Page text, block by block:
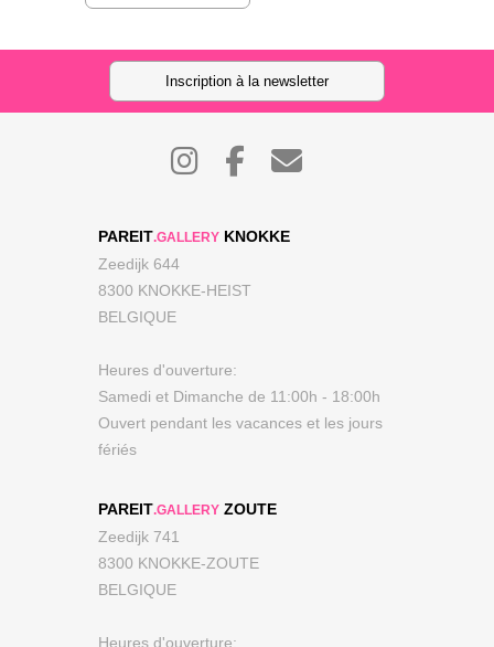
Inscription à la newsletter
PAREIT.GALLERY KNOKKE
Zeedijk 644
8300 KNOKKE-HEIST
BELGIQUE
Heures d'ouverture:
Samedi et Dimanche de 11:00h - 18:00h
Ouvert pendant les vacances et les jours
fériés
PAREIT.GALLERY ZOUTE
Zeedijk 741
8300 KNOKKE-ZOUTE
BELGIQUE
Heures d'ouverture: